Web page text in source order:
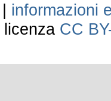
| informazioni
CC